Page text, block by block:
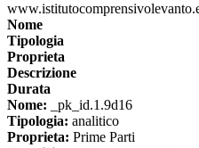
Nome
Tipologia
Proprieta
Descrizione
Durata
Nome: _pk_id.1.9d16
Tipologia: analitico
Proprieta: Prime Parti